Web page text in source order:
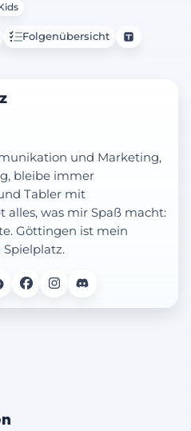
Folgenübersicht
und Marketing,
bleibe immer
Tabler mit
alles, was mir Spaß macht:
Göttingen ist mein